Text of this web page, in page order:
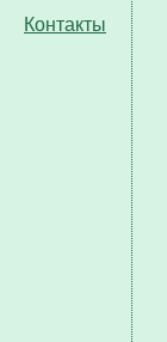
Контакты